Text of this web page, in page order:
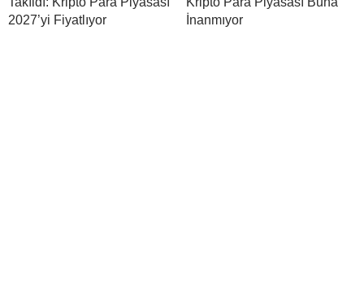
2027’yi Fiyatlıyor
İnanmıyor